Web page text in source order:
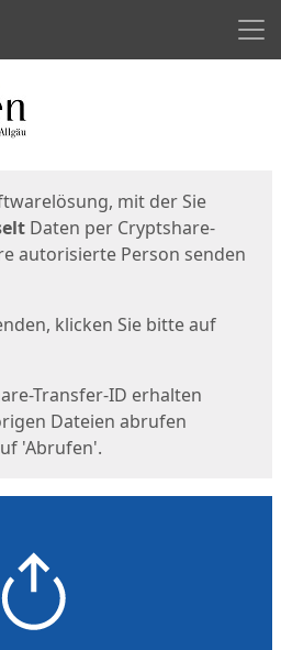
mit der Sie
Daten per Cryptshare-
autorisierte Person senden
klicken Sie bitte auf
Transfer-ID erhalten
Dateien abrufen
'Abrufen'.